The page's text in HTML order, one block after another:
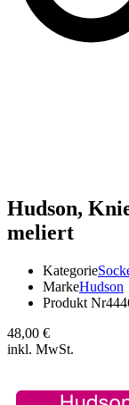
Hudson,
meliert
Kategorie
MarkeHudson
Produkt Nr
48,00 €
inkl. MwSt.